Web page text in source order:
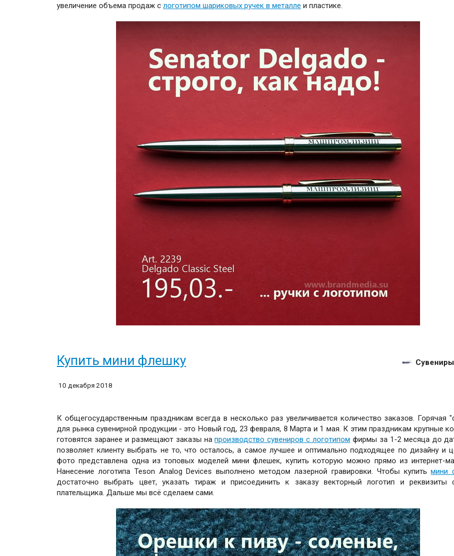
увеличение объема продаж слоготипом шариковых ручек в металле и пластике.
Купить мини флешку
10 декабря 2018
К общегосударственным праздникам всегда в несколько раз увеличивается количество заказов. Горячая
для рынка сувенирной продукции - это Новый год, 23 февраля, 8 Марта и 1 мая. К этим праздникам крупные
готовятся заранее и размещают заказы напроизводство сувениров с логотипом фирмы за 1-2 месяца до
позволяет клиенту выбрать не то, что осталось, а самое лучшее и оптимально подходящее по дизайну и
фото представлена одна из топовых моделей мини флешек, купить которую можно прямо из интернет-
Нанесение логотипа Teson Analog Devices выполнено методом лазерной гравировки. Чтобы купитьмини
достаточно выбрать цвет, указать тираж и присоединить к заказу векторный логотип и реквизиты
плательщика. Дальше мы всё сделаем сами.